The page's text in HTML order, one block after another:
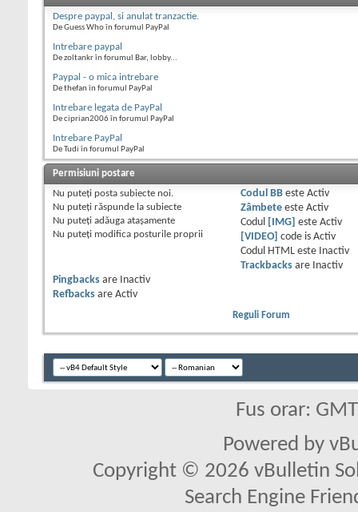
Despre paypal, si anulat tranzactie.
De Guess Who în forumul PayPal
Intrebare paypal
De zoltankr în forumul Bar, lobby...
Paypal - o mica intrebare
De thefan în forumul PayPal
Intrebare legata de PayPal
De ciprian2006 în forumul PayPal
Intrebare PayPal
De Tudi în forumul PayPal
Permisiuni postare
Nu puteţi posta subiecte noi.
Nu puteţi răspunde la subiecte
Nu puteţi adăuga ataşamente
Nu puteţi modifica posturile proprii
Codul BBeste Activ
Zâmbeteeste Activ
Codul
[IMG] este Activ
[VIDEO] code is Activ
Codul HTML este
Inactiv
Trackbacksare
Inactiv
Pingbacks are
Inactiv
Refbacks are Activ
Reguli Forum
Fus orar:
Powered by
Copyright © 2026 vBulletin
Search Engine